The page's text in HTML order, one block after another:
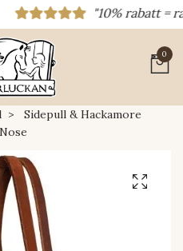
"10% rabatt =
0
Sidepull & Hackamore